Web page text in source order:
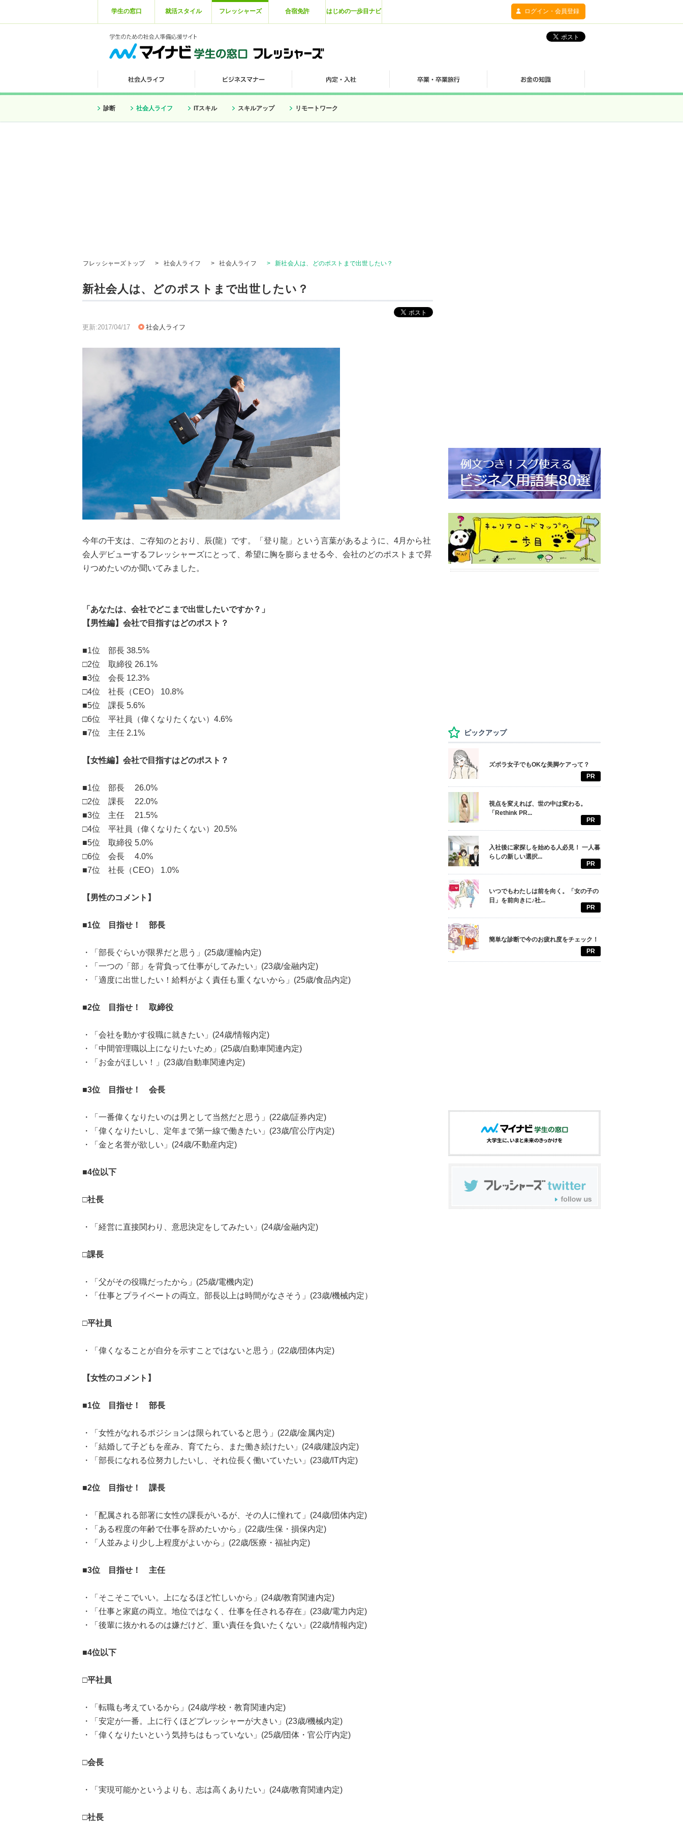
学生の窓口 就活スタイル フレッシャーズ 合宿免許 はじめの一歩目ナビ ログイン・会員登録
診断 社会人ライフ ITスキル スキルアップ リモートワーク
フレッシャーズトップ > 社会人ライフ > 社会人ライフ > 新社会人は、どのポストまで出世したい？
新社会人は、どのポストまで出世したい？
更新:2017/04/17 社会人ライフ
今年の干支は、ご存知のとおり、辰(龍）です。「登り龍」という言葉があるように、4月から社
会人デビューするフレッシャーズにとって、希望に胸を膨らませる今、会社のどのポストまで昇
りつめたいのか聞いてみました。
「あなたは、会社でどこまで出世したいですか？」
【男性編】会社で目指すはどのポスト？
■1位 部長 38.5%
□2位 取締役 26.1%
■3位 会長 12.3%
□4位 社長（CEO） 10.8%
■5位 課長 5.6%
□6位 平社員（偉くなりたくない）4.6%
■7位 主任 2.1%
【女性編】会社で目指すはどのポスト？
■1位 部長 26.0%
□2位 課長 22.0%
■3位 主任 21.5%
□4位 平社員（偉くなりたくない）20.5%
■5位 取締役 5.0%
□6位 会長 4.0%
■7位 社長（CEO） 1.0%
【男性のコメント】
■1位 目指せ！ 部長
・「部長ぐらいが限界だと思う」(25歳/運輸内定)
・「一つの「部」を背負って仕事がしてみたい」(23歳/金融内定)
・「適度に出世したい！給料がよく責任も重くないから」(25歳/食品内定)
■2位 目指せ！ 取締役
・「会社を動かす役職に就きたい」(24歳/情報内定)
・「中間管理職以上になりたいため」(25歳/自動車関連内定)
・「お金がほしい！」(23歳/自動車関連内定)
■3位 目指せ！ 会長
・「一番偉くなりたいのは男として当然だと思う」(22歳/証券内定)
・「偉くなりたいし、定年まで第一線で働きたい」(23歳/官公庁内定)
・「金と名誉が欲しい」(24歳/不動産内定)
■4位以下
□社長
・「経営に直接関わり、意思決定をしてみたい」(24歳/金融内定)
□課長
・「父がその役職だったから」(25歳/電機内定)
・「仕事とプライベートの両立。部長以上は時間がなさそう」(23歳/機械内定）
□平社員
・「偉くなることが自分を示すことではないと思う」(22歳/団体内定)
【女性のコメント】
■1位 目指せ！ 部長
・「女性がなれるポジションは限られていると思う」(22歳/金属内定)
・「結婚して子どもを産み、育てたら、また働き続けたい」(24歳/建設内定)
・「部長になれる位努力したいし、それ位長く働いていたい」(23歳/IT内定)
■2位 目指せ！ 課長
・「配属される部署に女性の課長がいるが、その人に憧れて」(24歳/団体内定)
・「ある程度の年齢で仕事を辞めたいから」(22歳/生保・損保内定)
・「人並みより少し上程度がよいから」(22歳/医療・福祉内定)
■3位 目指せ！ 主任
・「そこそこでいい。上になるほど忙しいから」(24歳/教育関連内定)
・「仕事と家庭の両立。地位ではなく、仕事を任される存在」(23歳/電力内定)
・「後輩に抜かれるのは嫌だけど、重い責任を負いたくない」(22歳/情報内定)
■4位以下
□平社員
・「転職も考えているから」(24歳/学校・教育関連内定)
・「安定が一番。上に行くほどプレッシャーが大きい」(23歳/機械内定)
・「偉くなりたいという気持ちはもっていない」(25歳/団体・官公庁内定)
□会長
・「実現可能かというよりも、志は高くありたい」(24歳/教育関連内定)
□社長
ピックアップ
ズボラ女子でもOKな美脚ケアって？
PR
視点を変えれば、世の中は変わる。
「Rethink PR...
PR
入社後に家探しを始める人必見！ 一人暮
らしの新しい選択...
PR
いつでもわたしは前を向く。「女の子の
日」を前向きに♪社...
PR
簡単な診断で今のお疲れ度をチェック！
PR